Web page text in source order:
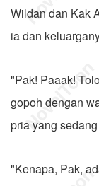
Wildan dan Kak
ia dan
"Pak! Paaak!
gopoh dengan
pria yang
"Kenapa, Pak,